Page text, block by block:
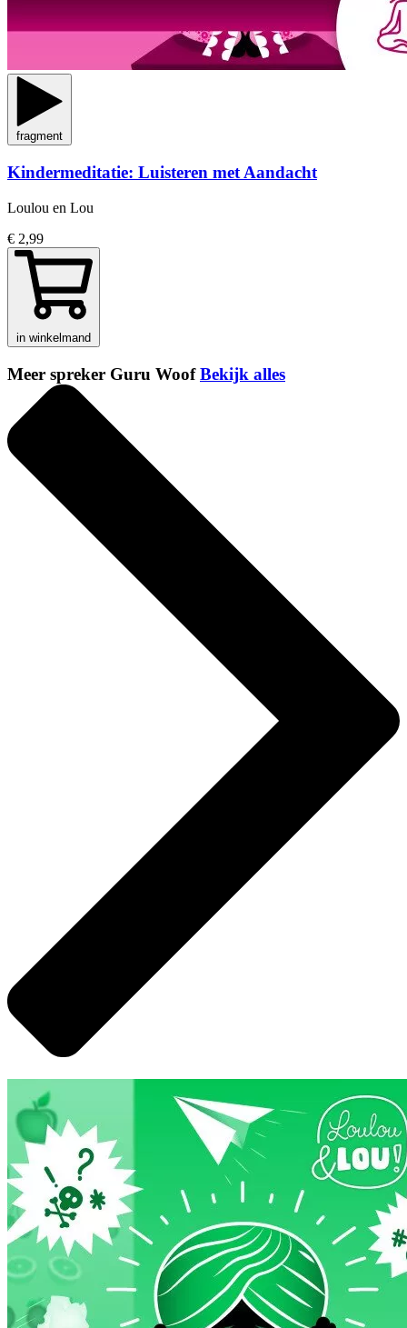
fragment
Kindermeditatie: Luisteren met Aandacht
Loulou en Lou
€ 2,99
in winkelmand
Meer spreker Guru WoofBekijk alles